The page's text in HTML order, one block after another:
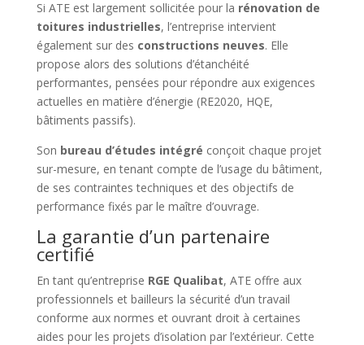
Si ATE est largement sollicitée pour la rénovation de
toitures industrielles, l’entreprise intervient
également sur des constructions neuves. Elle
propose alors des solutions d’étanchéité
performantes, pensées pour répondre aux exigences
actuelles en matière d’énergie (RE2020, HQE,
bâtiments passifs).
Son bureau d’études intégré conçoit chaque projet
sur-mesure, en tenant compte de l’usage du bâtiment,
de ses contraintes techniques et des objectifs de
performance fixés par le maître d’ouvrage.
La garantie d’un partenaire
certifié
En tant qu’entreprise RGE Qualibat, ATE offre aux
professionnels et bailleurs la sécurité d’un travail
conforme aux normes et ouvrant droit à certaines
aides pour les projets d’isolation par l’extérieur. Cette